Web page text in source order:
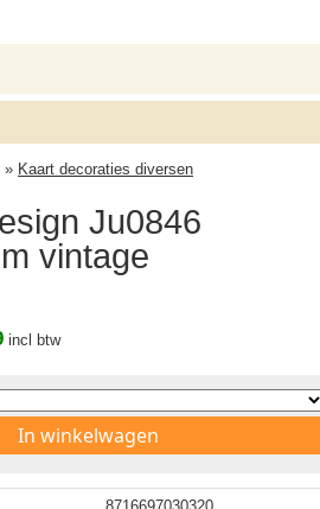
» Kaart decoraties diversen
Ju0846
vintage
incl btw
In winkelwagen